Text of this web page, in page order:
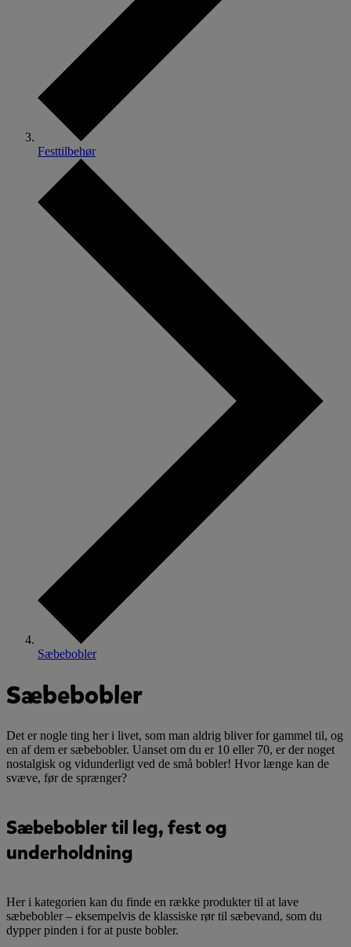
Festtilbehør
Sæbebobler
Sæbebobler
Det er nogle ting her i livet, som man aldrig bliver for gammel til, og
en af dem er sæbebobler. Uanset om du er 10 eller 70, er der noget
nostalgisk og vidunderligt ved de små bobler! Hvor længe kan de
svæve, før de sprænger?
Sæbebobler til leg, fest og
underholdning
Her i kategorien kan du finde en række produkter til at lave
sæbebobler – eksempelvis de klassiske rør til sæbevand, som du
dypper pinden i for at puste bobler.